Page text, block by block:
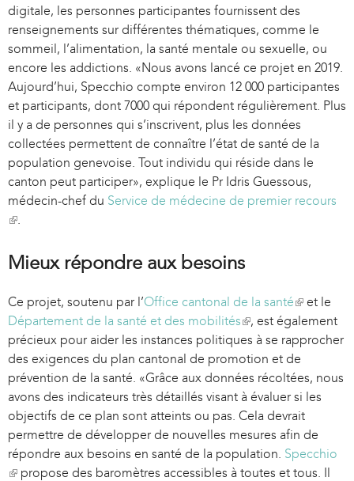
digitale, les personnes participantes fournissent des
renseignements sur différentes thématiques, comme le
sommeil, l’alimentation, la santé mentale ou sexuelle, ou
encore les addictions. «Nous avons lancé ce projet en 2019.
Aujourd’hui, Specchio compte environ 12 000 participantes
et participants, dont 7000 qui répondent régulièrement. Plus
il y a de personnes qui s’inscrivent, plus les données
collectées permettent de connaître l’état de santé de la
population genevoise. Tout individu qui réside dans le
canton peut participer», explique le Pr Idris Guessous,
médecin-chef du Service de médecine de premier recours
(
i
k
i
e
t
n
a
Mieux répondre aux besoins
Ce projet, soutenu par l’Office cantonal de la santé(
l
i
n
k
i
s
e
x
t
et le
Département de la santé et des mobilités(
l
i
n
k
i
s
e
x
, est également
précieux pour aider les instances politiques à se rapprocher
des exigences du plan cantonal de promotion et de
prévention de la santé. «Grâce aux données récoltées, nous
avons des indicateurs très détaillés visant à évaluer si les
objectifs de ce plan sont atteints ou pas. Cela devrait
permettre de développer de nouvelles mesures afin de
répondre aux besoins en santé de la population. Specchio
(
propose des baromètres accessibles à toutes et tous. Il